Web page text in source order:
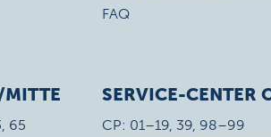
FAQ
MITTE
65
SERVICE-CENTER
CP: 01–19, 39, 98–99